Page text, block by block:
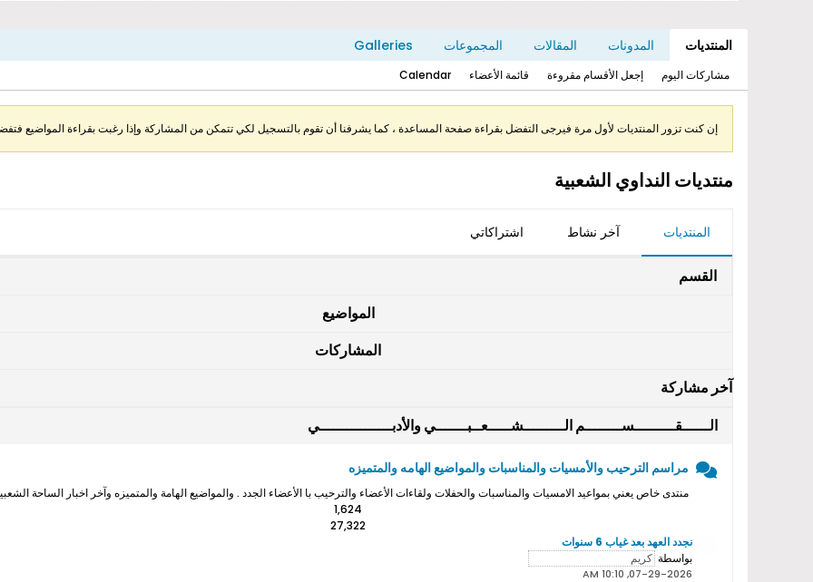
المنتديات المدونات المقالات المجموعات Galleries
مشاركات اليوم إجعل الأقسام مقروءة قائمة الأعضاء Calendar
إن كنت تزور المنتديات لأول مرة فيرجى التفضل بقراءة صفحة المساعدة ، كما يشرفنا أن تقوم بالتسجيل لكي تتمكن من المشاركة وإذا رغبت بقراءة المواضيع
منتديات النداوي الشعبية
المنتديات آخر نشاط اشتراكاتي
القسم
المواضيع
المشاركات
آخر مشاركة
الــــــقـــــــــســــــــم الـــــــــشـــــعــبـــــــي والأدبــــــــــــــــي
مراسم الترحيب والأمسيات والمناسبات والمواضيع الهامه والمتميزه
منتدى خاص يعني بمواعيد الامسيات والمناسبات والحفلات ولقاءات الأعضاء والترحيب با الأعضاء الجدد . والمواضيع الهامة والمتميزه وآخر اخبار الساحة
1,624
27,322
نجدد العهد بعد غياب 6 سنوات
بواسطة
07-29-2026, 10:10 AM